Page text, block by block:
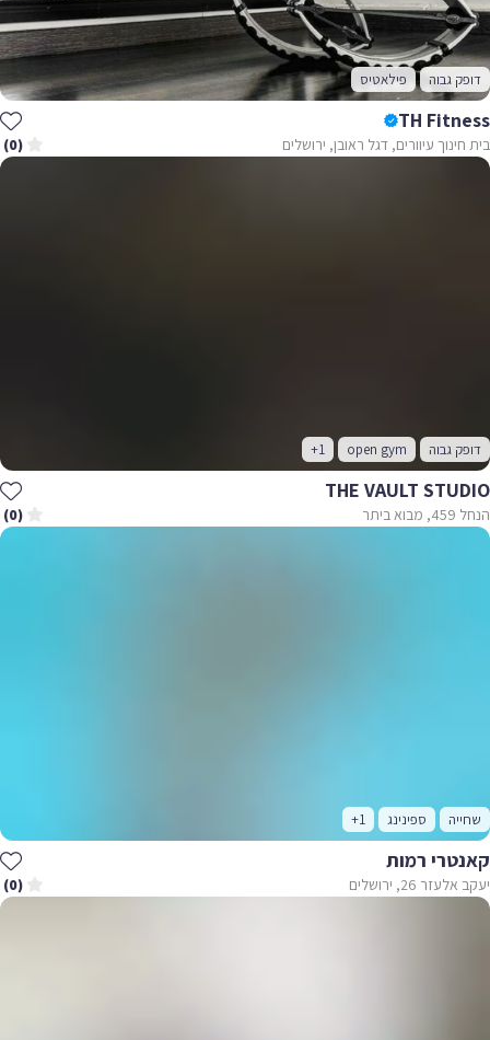
דופק גבוה פילאטיס
TH Fitness
בית חינוך עיוורים, דגל ראובן, ירושלים (0)
דופק גבוה open gym
+1
THE VAULT STUDIO
הנחל 459, מבוא ביתר (0)
שחייה ספינינג +1
קאנטרי רמות
יעקב אלעזר 26, ירושלים (0)